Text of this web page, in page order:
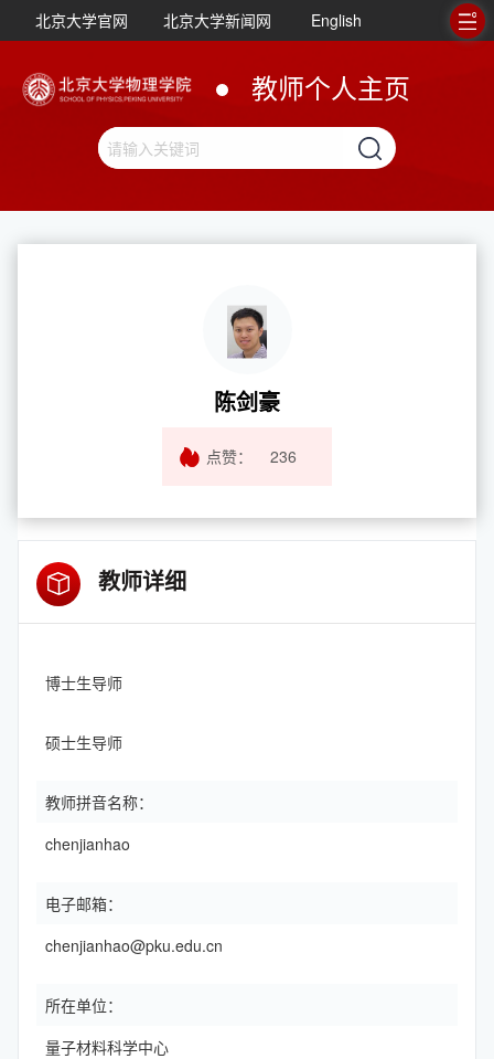
北京大学官网 北京大学新闻网 English
教师个人主页
陈剑豪
点赞： 236
教师详细
博士生导师
硕士生导师
教师拼音名称：
chenjianhao
电子邮箱：
chenjianhao@pku.edu.cn
所在单位：
量子材料科学中心